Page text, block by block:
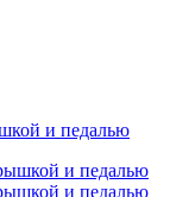
и педалью